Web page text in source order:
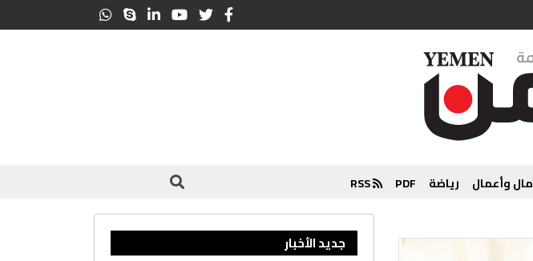
مال وأعمال رياضة PDF
RSS
جديد الأخبار